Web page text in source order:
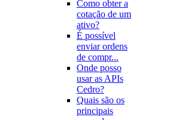
Como obter a
cotação de um
ativo?
É possível
enviar ordens
de compr...
Onde posso
usar as APIs
Cedro?
Quais são os
principais